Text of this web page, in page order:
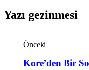
Yazı gezinmesi
Önceki
Kore’den Bir